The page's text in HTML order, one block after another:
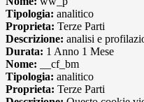
Tipologia: analitico
Proprieta: Terze Parti
Descrizione: analisi e
Durata: 1 Anno 1 Mese
Nome: __cf_bm
Tipologia: analitico
Proprieta: Terze Parti